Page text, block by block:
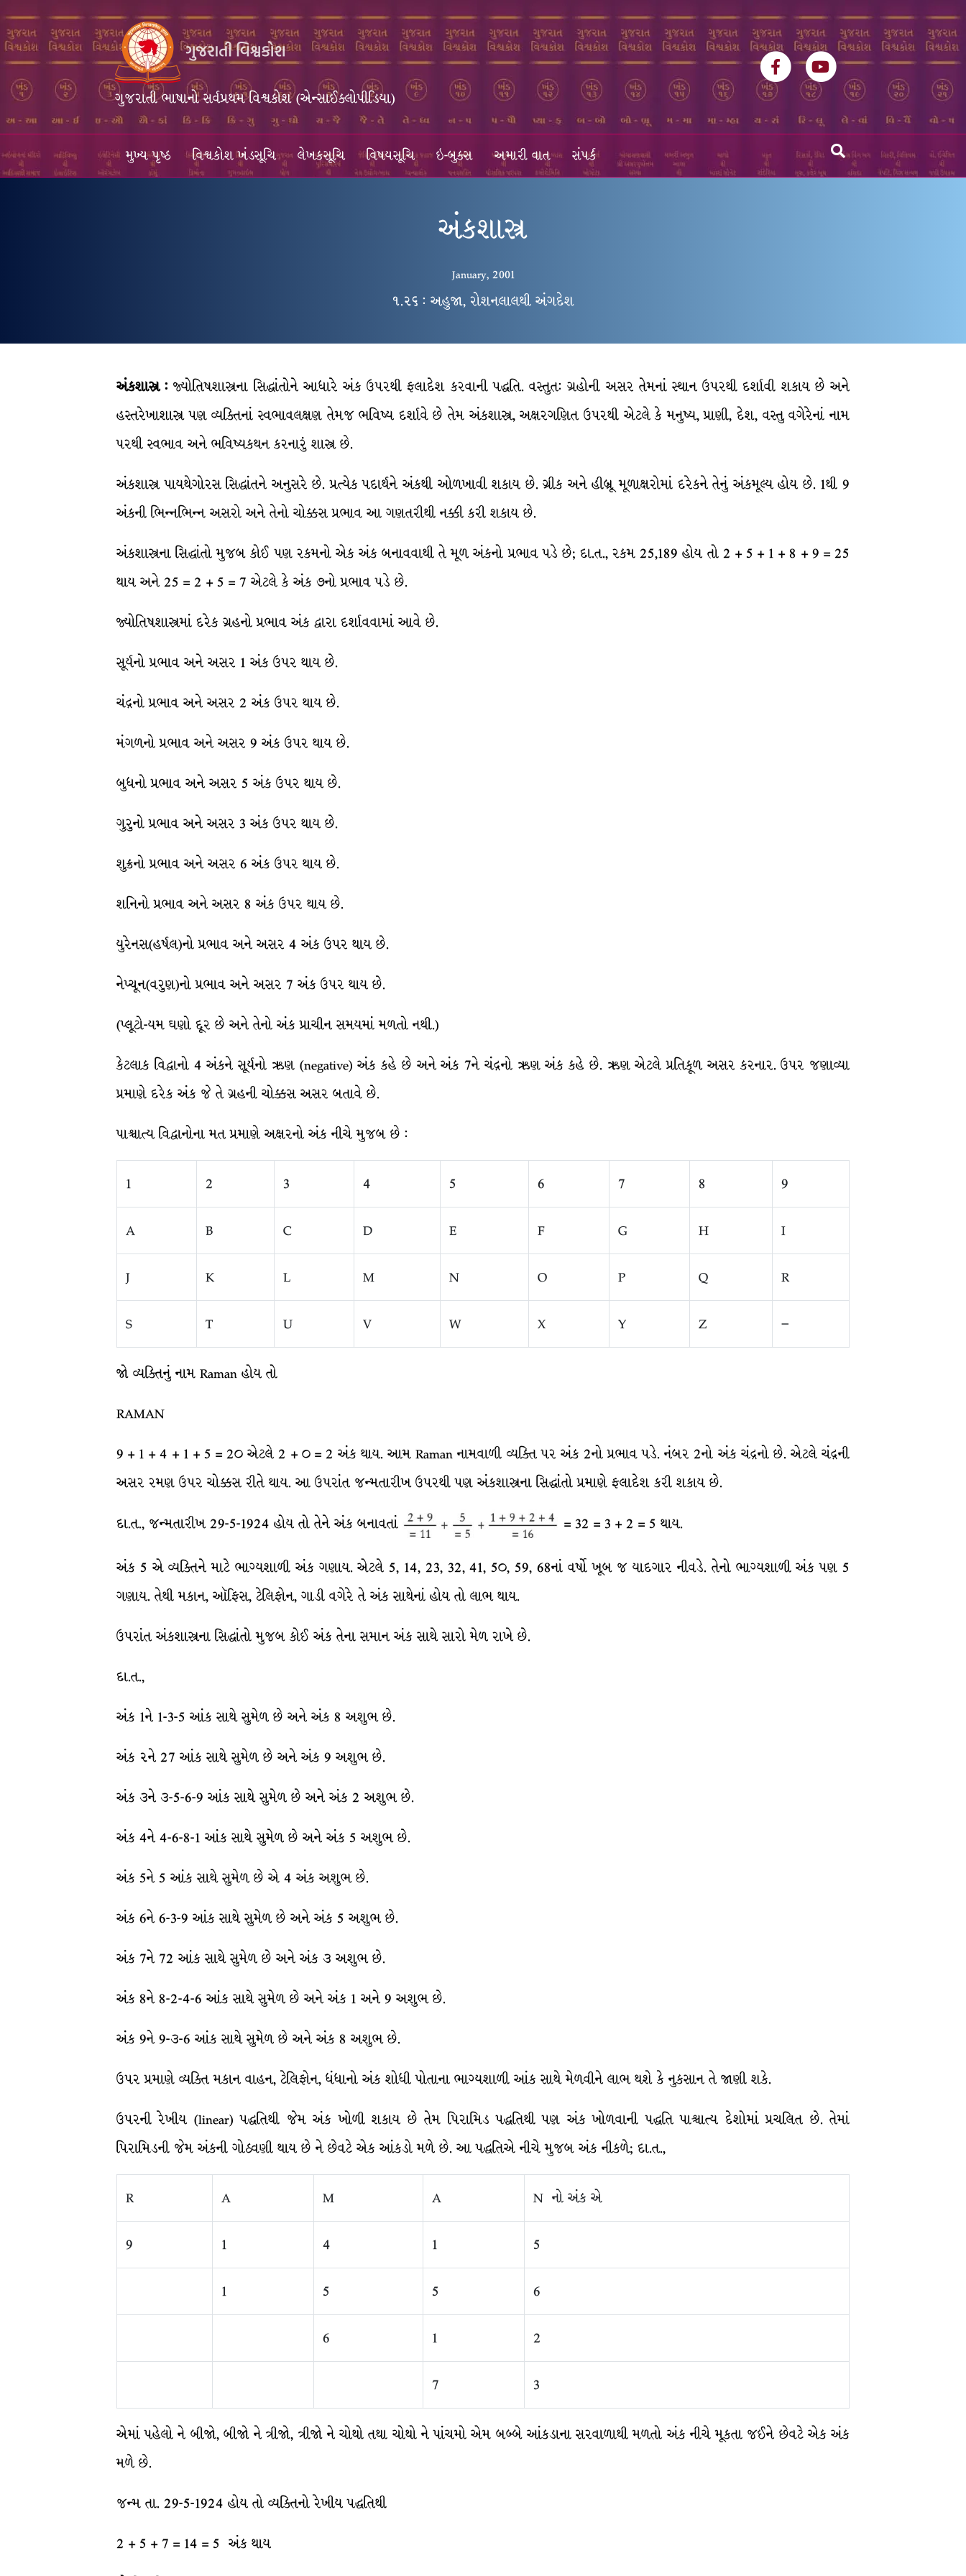
ગુજરાતી ભાષાનો સર્વપ્રથમ વિશ્વકોશ (એન્સાઈક્લોપીડિયા)
FacebookYoutube
મુખ્ય પૃષ્ઠ વિશ્વકોશ ખંડસૂચિ લેખકસૂચિ વિષયસૂચિ ઇ-બુક્સ અમારી વાત સંપર્ક
અંકશાસ્ત્ર
January, 2001
૧.૨૬ : અહુજા, રોશનલાલથી અંગદેશ
અંકશાસ્ત્ર: જ્યોતિષશાસ્ત્રના સિદ્ધાંતોને આધારે અંક ઉપરથી ફલાદેશ કરવાની પદ્ધતિ. વસ્તુત: ગ્રહોની અસર તેમનાં સ્થાન ઉપરથી દર્શાવી શકાય છે અને
હસ્તરેખાશાસ્ત્ર પણ વ્યક્તિનાં સ્વભાવલક્ષણ તેમજ ભવિષ્ય દર્શાવે છે તેમ અંકશાસ્ત્ર, અક્ષરગણિત ઉપરથી એટલે કે મનુષ્ય, પ્રાણી, દેશ, વસ્તુ વગેરેનાં નામ
પરથી સ્વભાવ અને ભવિષ્યકથન કરનારું શાસ્ત્ર છે.
અંકશાસ્ત્ર પાયથેગોરસ સિદ્ધાંતને અનુસરે છે. પ્રત્યેક પદાર્થને અંકથી ઓળખાવી શકાય છે. ગ્રીક અને હીબ્રૂ મૂળાક્ષરોમાં દરેકને તેનું અંકમૂલ્ય હોય છે. 1થી 9
અંકની ભિન્નભિન્ન અસરો અને તેનો ચોક્કસ પ્રભાવ આ ગણતરીથી નક્કી કરી શકાય છે.
અંકશાસ્ત્રના સિદ્ધાંતો મુજબ કોઈ પણ રકમનો એક અંક બનાવવાથી તે મૂળ અંકનો પ્રભાવ પડે છે; દા.ત., રકમ 25,189 હોય તો 2 + 5 + 1 + 8 + 9 = 25
થાય અને 25 = 2 + 5 = 7 એટલે કે અંક ૭નો પ્રભાવ પડે છે.
જ્યોતિષશાસ્ત્રમાં દરેક ગ્રહનો પ્રભાવ અંક દ્વારા દર્શાવવામાં આવે છે.
સૂર્યનો પ્રભાવ અને અસર 1 અંક ઉપર થાય છે.
ચંદ્રનો પ્રભાવ અને અસર 2 અંક ઉપર થાય છે.
મંગળનો પ્રભાવ અને અસર 9 અંક ઉપર થાય છે.
બુધનો પ્રભાવ અને અસર 5 અંક ઉપર થાય છે.
ગુરુનો પ્રભાવ અને અસર 3 અંક ઉપર થાય છે.
શુક્રનો પ્રભાવ અને અસર 6 અંક ઉપર થાય છે.
શનિનો પ્રભાવ અને અસર 8 અંક ઉપર થાય છે.
યુરેનસ(હર્ષલ)નો પ્રભાવ અને અસર 4 અંક ઉપર થાય છે.
નેપ્ચૂન(વરુણ)નો પ્રભાવ અને અસર 7 અંક ઉપર થાય છે.
(પ્લૂટો-યમ ઘણો દૂર છે અને તેનો અંક પ્રાચીન સમયમાં મળતો નથી.)
કેટલાક વિદ્વાનો 4 અંકને સૂર્યનો ઋણ (negative) અંક કહે છે અને અંક 7ને ચંદ્રનો ઋણ અંક કહે છે. ઋણ એટલે પ્રતિકૂળ અસર કરનાર. ઉપર જણાવ્યા
પ્રમાણે દરેક અંક જે તે ગ્રહની ચોક્કસ અસર બતાવે છે.
પાશ્ચાત્ય વિદ્વાનોના મત પ્રમાણે અક્ષરનો અંક નીચે મુજબ છે :
1 2 3 4 5 6 7 8 9
A B C D E F G H I
J K L M N O P Q R
S T U V W X Y Z –
જો વ્યક્તિનું નામ Raman હોય તો
RAMAN
9 + 1 + 4 + 1 + 5 = 2૦ એટલે 2 + ૦ = 2 અંક થાય. આમ Raman નામવાળી વ્યક્તિ પર અંક 2નો પ્રભાવ પડે. નંબર 2નો અંક ચંદ્રનો છે. એટલે ચંદ્રની
અસર રમણ ઉપર ચોક્કસ રીતે થાય. આ ઉપરાંત જન્મતારીખ ઉપરથી પણ અંકશાસ્ત્રના સિદ્ધાંતો પ્રમાણે ફલાદેશ કરી શકાય છે.
દા.ત., જન્મતારીખ 29-5-1924 હોય તો તેને અંક બનાવતાં = 32 = 3 + 2 = 5 થાય.
અંક 5 એ વ્યક્તિને માટે ભાગ્યશાળી અંક ગણાય. એટલે 5, 14, 23, 32, 41, 5૦, 59, 68નાં વર્ષો ખૂબ જ યાદગાર નીવડે. તેનો ભાગ્યશાળી અંક પણ 5
ગણાય. તેથી મકાન, ઑફિસ, ટેલિફોન, ગાડી વગેરે તે અંક સાથેનાં હોય તો લાભ થાય.
ઉપરાંત અંકશાસ્ત્રના સિદ્ધાંતો મુજબ કોઈ અંક તેના સમાન અંક સાથે સારો મેળ રાખે છે.
દા.ત.,
અંક 1ને 1-3-5 આંક સાથે સુમેળ છે અને અંક 8 અશુભ છે.
અંક ૨ને 27 આંક સાથે સુમેળ છે અને અંક 9 અશુભ છે.
અંક ૩ને ૩-5-6-9 આંક સાથે સુમેળ છે અને અંક 2 અશુભ છે.
અંક 4ને 4-6-8-1 આંક સાથે સુમેળ છે અને અંક 5 અશુભ છે.
અંક 5ને 5 આંક સાથે સુમેળ છે એ 4 અંક અશુભ છે.
અંક 6ને 6-3-9 આંક સાથે સુમેળ છે અને અંક 5 અશુભ છે.
અંક 7ને 72 આંક સાથે સુમેળ છે અને અંક ૩ અશુભ છે.
અંક 8ને 8-2-4-6 આંક સાથે સુમેળ છે અને અંક 1 અને 9 અશુભ છે.
અંક 9ને 9-૩-6 આંક સાથે સુમેળ છે અને અંક 8 અશુભ છે.
ઉપર પ્રમાણે વ્યક્તિ મકાન વાહન, ટેલિફોન, ધંધાનો અંક શોધી પોતાના ભાગ્યશાળી આંક સાથે મેળવીને લાભ થશે કે નુકસાન તે જાણી શકે.
ઉપરની રેખીય (linear) પદ્ધતિથી જેમ અંક ખોળી શકાય છે તેમ પિરામિડ પદ્ધતિથી પણ અંક ખોળવાની પદ્ધતિ પાશ્ચાત્ય દેશોમાં પ્રચલિત છે. તેમાં
પિરામિડની જેમ અંકની ગોઠવણી થાય છે ને છેવટે એક આંકડો મળે છે. આ પદ્ધતિએ નીચે મુજબ અંક નીકળે; દા.ત.,
R A M A N નો અંક એ
9 1 4 1 5
1 5 5 6
6 1 2
7 3
એમાં પહેલો ને બીજો, બીજો ને ત્રીજો, ત્રીજો ને ચોથો તથા ચોથો ને પાંચમો એમ બબ્બે આંકડાના સરવાળાથી મળતો અંક નીચે મૂકતા જઈને છેવટે એક અંક
મળે છે.
જન્મ તા. 29-5-1924 હોય તો વ્યક્તિનો રેખીય પદ્ધતિથી
2 + 5 + 7 = 14 = 5 અંક થાય